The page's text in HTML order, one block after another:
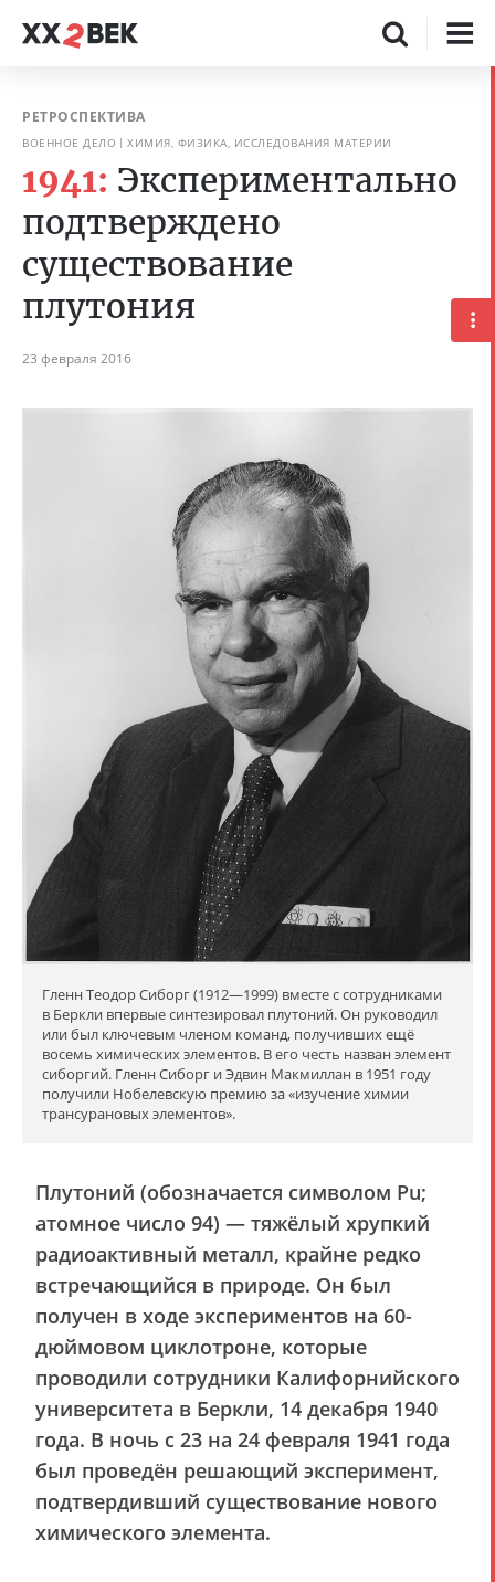
РЕТРОСПЕКТИВА
ВОЕННОЕ ДЕЛО ХИМИЯ, ФИЗИКА, ИССЛЕДОВАНИЯ МАТЕРИИ
1941: Экспериментально
подтверждено
существование
плутония
23 февраля 2016
Гленн Теодор Сиборг (1912—1999) вместе с сотрудниками
в Беркли впервые синтезировал плутоний. Он руководил
или был ключевым членом команд, получивших ещё
восемь химических элементов. В его честь назван элемент
сиборгий. Гленн Сиборг и Эдвин Макмиллан в 1951 году
получили Нобелевскую премию за «изучение химии
трансурановых элементов».
Плутоний (обозначается символом Pu;
атомное число 94) — тяжёлый хрупкий
радиоактивный металл, крайне редко
встречающийся в природе. Он был
получен в ходе экспериментов на 60-
дюймовом циклотроне, которые
проводили сотрудники Калифорнийского
университета в Беркли, 14 декабря 1940
года. В ночь с 23 на 24 февраля 1941 года
был проведён решающий эксперимент,
подтвердивший существование нового
химического элемента.